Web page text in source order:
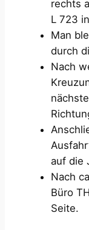
rechts
L 723
Man
durch
Nach
auf die
Nach
Büro
Seite.